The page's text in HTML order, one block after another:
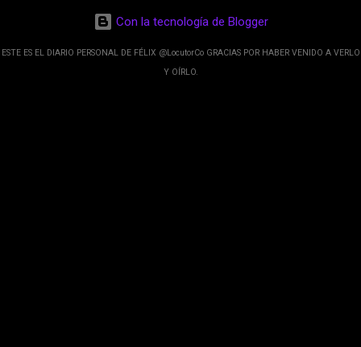
desarrolladores de Alphabet, la compañía matriz
de Google; y por el otro lado tenemos el
crecimiento de Google Maps con lo que
informamos los usuarios reseñas del lugares
Con la tecnología de Blogger
ESTE ES EL DIARIO PERSONAL DE FÉLIX @LocutorCo GRACIAS POR HABER VENIDO A VERLO
Y OÍRLO.